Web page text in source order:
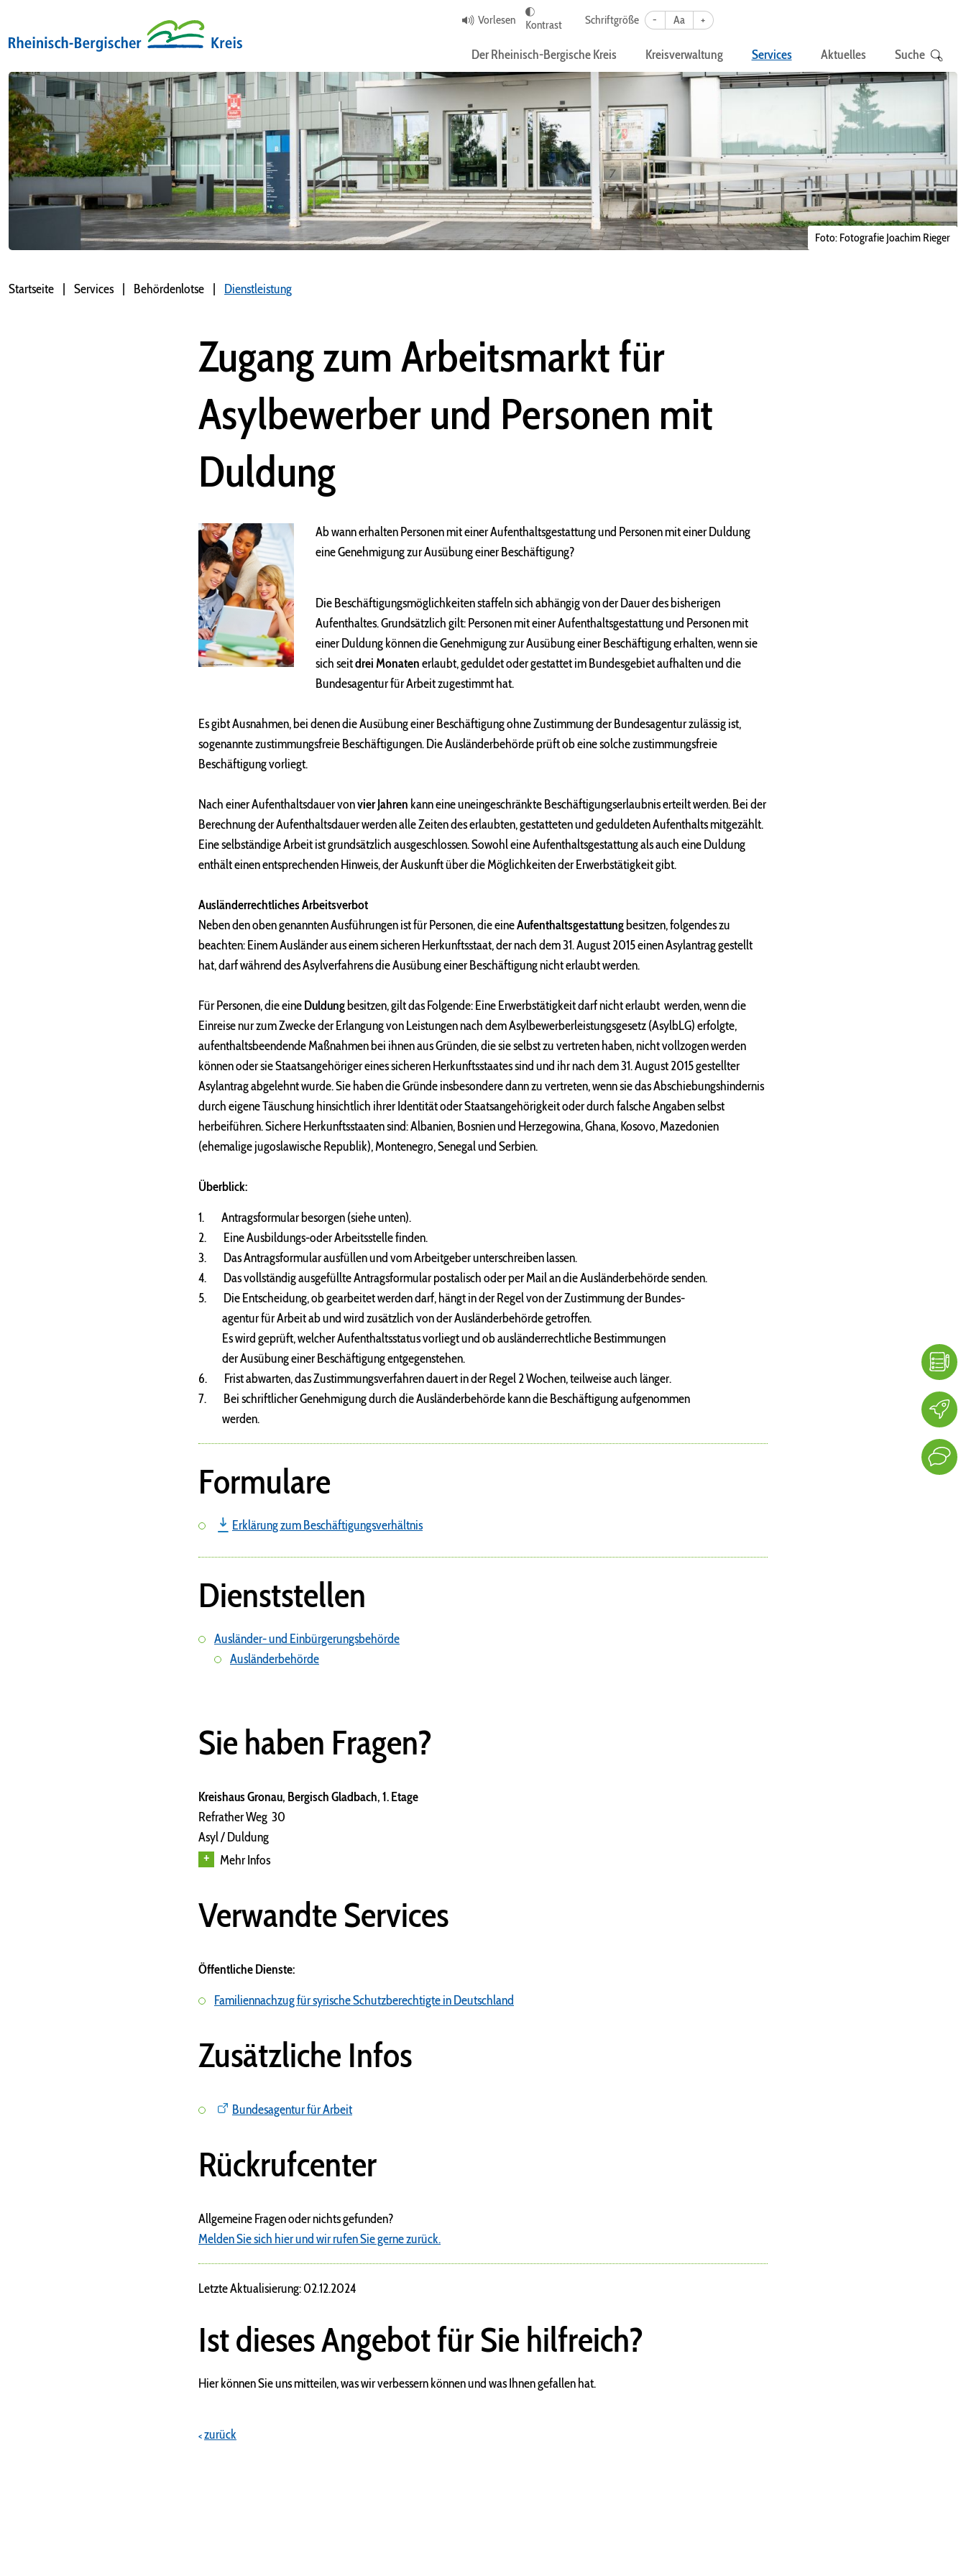
Vorlesen Kontrast Schriftgröße - Aa +
Der Rheinisch-Bergische Kreis Kreisverwaltung Services Aktuelles Suche
Foto: Fotografie Joachim Rieger
Startseite Services Behördenlotse Dienstleistung
Zugang zum Arbeitsmarkt für
Asylbewerber und Personen mit
Duldung
Ab wann erhalten Personen mit einer Aufenthaltsgestattung und Personen mit einer Duldung
eine Genehmigung zur Ausübung einer Beschäftigung?
Die Beschäftigungsmöglichkeiten staffeln sich abhängig von der Dauer des bisherigen
Aufenthaltes. Grundsätzlich gilt: Personen mit einer Aufenthaltsgestattung und Personen mit
einer Duldung können die Genehmigung zur Ausübung einer Beschäftigung erhalten, wenn sie
sich seitdrei Monatenerlaubt, geduldet oder gestattet im Bundesgebiet aufhalten und die
Bundesagentur für Arbeit zugestimmt hat.
Es gibt Ausnahmen, bei denen die Ausübung einer Beschäftigung ohne Zustimmung der Bundesagentur zulässig ist,
sogenannte zustimmungsfreie Beschäftigungen. Die Ausländerbehörde prüft ob eine solche zustimmungsfreie
Beschäftigung vorliegt.
Nach einer Aufenthaltsdauer vonvier Jahren kann eine uneingeschränkte Beschäftigungserlaubnis erteilt werden. Bei der
Berechnung der Aufenthaltsdauer werden alle Zeiten des erlaubten, gestatteten und geduldeten Aufenthalts mitgezählt.
Eine selbständige Arbeit ist grundsätzlich ausgeschlossen. Sowohl eine Aufenthaltsgestattung als auch eine Duldung
enthält einen entsprechenden Hinweis, der Auskunft über die Möglichkeiten der Erwerbstätigkeit gibt.
Ausländerrechtliches Arbeitsverbot
Neben den oben genannten Ausführungen ist für Personen, die eineAufenthaltsgestattung besitzen, folgendes zu
beachten: Einem Ausländer aus einem sicheren Herkunftsstaat, der nach dem 31. August 2015 einen Asylantrag gestellt
hat, darf während des Asylverfahrens die Ausübung einer Beschäftigung nicht erlaubt werden.
Für Personen, die eineDuldung besitzen, gilt das Folgende: Eine Erwerbstätigkeit darf nicht erlaubt werden, wenn die
Einreise nur zum Zwecke der Erlangung von Leistungen nach demAsylbewerberleistungsgesetz (AsylbLG) erfolgte,
aufenthaltsbeendende Maßnahmen bei ihnen aus Gründen, die sie selbst zu vertreten haben, nicht vollzogen werden
können oder sie Staatsangehöriger eines sicheren Herkunftsstaates sind und ihr nach dem 31. August 2015 gestellter
Asylantrag abgelehnt wurde. Sie haben die Gründe insbesondere dann zu vertreten, wenn sie das Abschiebungshindernis
durch eigene Täuschung hinsichtlich ihrer Identität oder Staatsangehörigkeit oder durch falsche Angaben selbst
herbeiführen. Sichere Herkunftsstaaten sind: Albanien, Bosnien und Herzegowina, Ghana, Kosovo, Mazedonien
(ehemalige jugoslawische Republik), Montenegro, Senegal und Serbien.
Überblick:
1. Antragsformular besorgen (siehe unten).
2. Eine Ausbildungs-oder Arbeitsstelle finden.
3. Das Antragsformular ausfüllen und vom Arbeitgeber unterschreiben lassen.
4. Das vollständig ausgefüllte Antragsformular postalisch oder per Mail an die Ausländerbehörde senden.
5. Die Entscheidung, ob gearbeitet werden darf, hängt in der Regel von der Zustimmung der Bundes-
agentur für Arbeit ab und wird zusätzlich von der Ausländerbehörde getroffen.
Es wird geprüft, welcher Aufenthaltsstatus vorliegt und ob ausländerrechtliche Bestimmungen
der Ausübung einer Beschäftigung entgegenstehen.
6. Frist abwarten, das Zustimmungsverfahren dauert in der Regel 2 Wochen, teilweise auch länger.
7. Bei schriftlicher Genehmigung durch die Ausländerbehörde kann die Beschäftigung aufgenommen
werden.
Formulare
Erklärung zum Beschäftigungsverhältnis
Dienststellen
Ausländer- und Einbürgerungsbehörde
Ausländerbehörde
Sie haben Fragen?
Kreishaus Gronau, Bergisch Gladbach, 1. Etage
Refrather Weg 30
Asyl / Duldung
Mehr Infos
Verwandte Services
Öffentliche Dienste:
Familiennachzug für syrische Schutzberechtigte in Deutschland
Zusätzliche Infos
Bundesagentur für Arbeit
Rückrufcenter
Allgemeine Fragen oder nichts gefunden?
Melden Sie sich hier und wir rufen Sie gerne zurück.
Letzte Aktualisierung: 02.12.2024
Ist dieses Angebot für Sie hilfreich?
Hier können Sie uns mitteilen, was wir verbessern können und was Ihnen gefallen hat.
zurück